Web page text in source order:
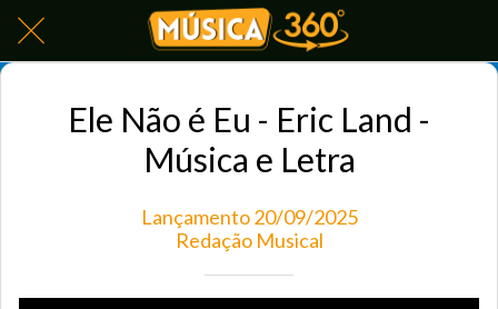
Ele Não é Eu - Eric Land -
Música e Letra
Lançamento 20/09/2025
Redação Musical